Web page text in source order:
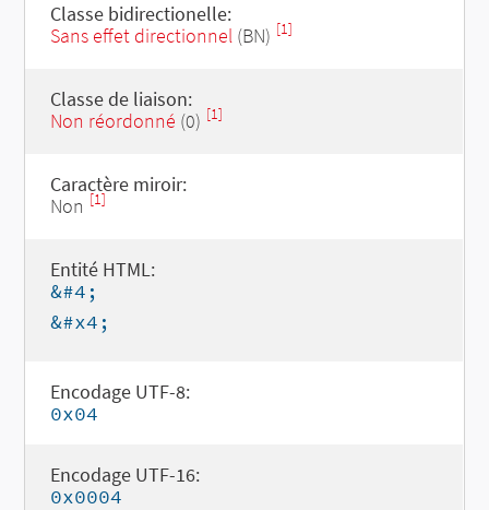
Classe bidirectionelle:
Sans effet directionnel(BN) [1]
Classe de liaison:
Non réordonné (0) [1]
Caractère miroir:
Non [1]
Entité HTML:
&#4;
&#x4;
Encodage UTF-8:
0x04
Encodage UTF-16:
0x0004